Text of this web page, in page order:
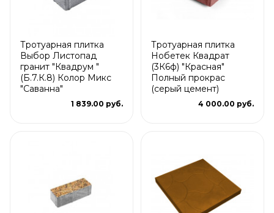
Тротуарная плитка
Выбор Листопад
гранит "Квадрум "
(Б.7.К.8) Колор Микс
"Саванна"
1 839.00 руб.
Тротуарная плитка
Нобетек Квадрат
(3К6ф) "Красная"
Полный прокрас
(серый цемент)
4 000.00 руб.